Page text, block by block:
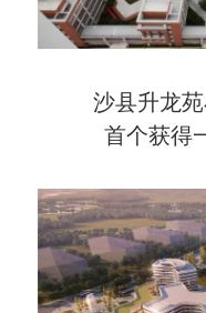
沙县升龙苑
首个获得